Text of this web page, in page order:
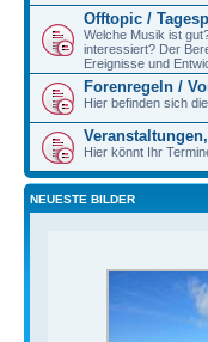
Offtopic /
Welche Musik ist
interessiert? Der
Ereignisse und
Forenregeln /
Hier befinden sich
Hier könnt Ihr
NEUESTE BILDER